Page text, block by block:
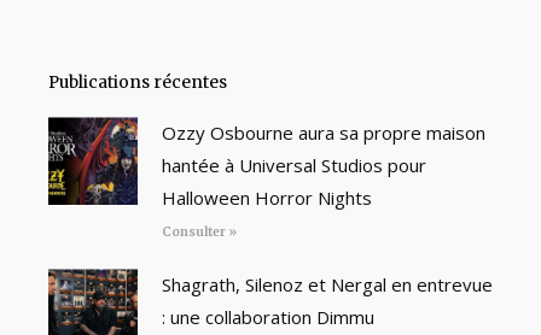
Publications récentes
Ozzy Osbourne aura sa propre maison
hantée à Universal Studios pour
Halloween Horror Nights
Consulter »
Shagrath, Silenoz et Nergal en entrevue
: une collaboration Dimmu